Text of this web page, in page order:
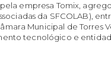
empresa Tomix,
da SFCOLAB),
Municipal de Torres
tecnológico e